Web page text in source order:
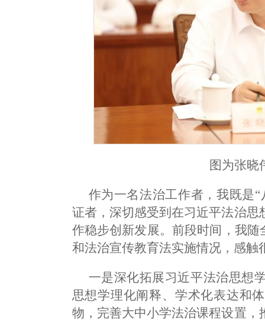
图为张晓
作为一名法治工作者，我既是
证者，深切感受到在习近平法治
作稳步创新发展。前段时间，我
和法治宣传教育法实施情况，感触
一是深化拓展习近平法治思想
思想学理化阐释、学术化表达和
物，完善大中小学法治课程设置